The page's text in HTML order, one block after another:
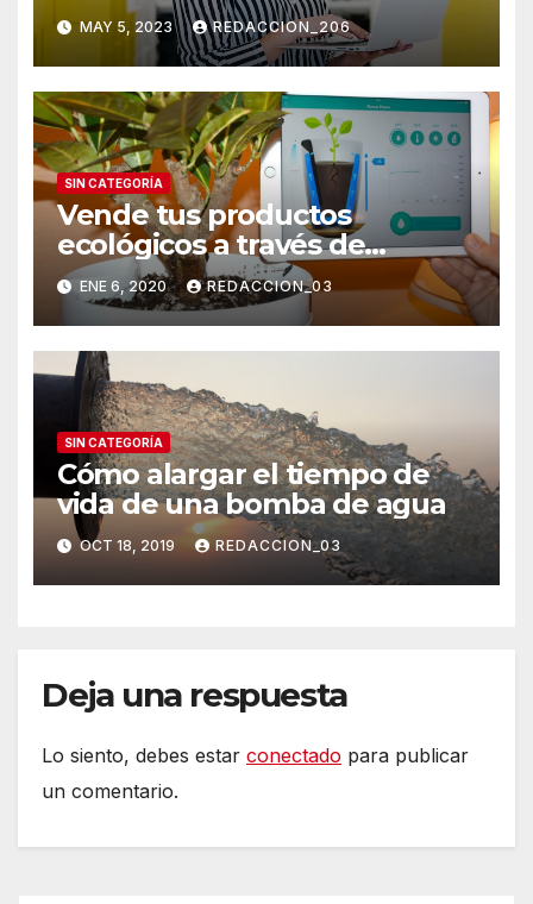
MAY 5, 2023 REDACCION_206
SIN CATEGORÍA
Vende tus productos
ecológicos a través de
internet
ENE 6, 2020 REDACCION_03
SIN CATEGORÍA
Cómo alargar el tiempo de
vida de una bomba de agua
OCT 18, 2019 REDACCION_03
Deja una respuesta
Lo siento, debes estar conectado para publicar
un comentario.